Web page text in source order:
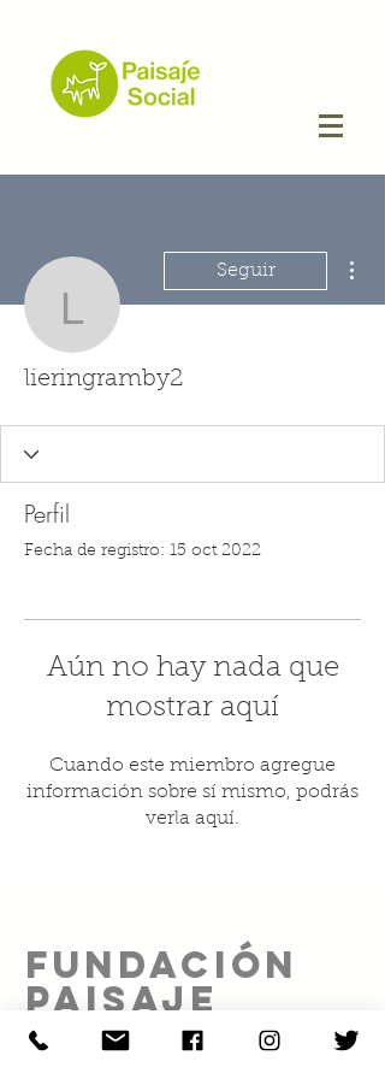
lieringramby2
Seguir
lieringramby2
Perfil
Fecha de registro: 15 oct 2022
Aún no hay nada que
mostrar aquí
Cuando este miembro agregue
información sobre sí mismo, podrás
verla aquí.
FUNDACIÓN
PAISAJE
SOCIAL A.C.